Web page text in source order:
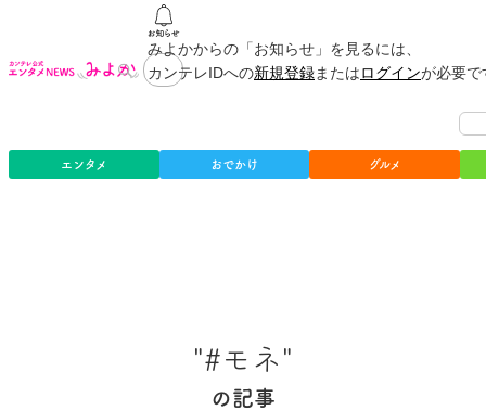
みよかからの「お知らせ」を見るには、
カンテレIDへの新規登録またはログインが必要
エンタメ おでかけ グルメ
"#モネ"
の記事